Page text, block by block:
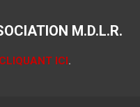
M.D.L.R.
CLIQUANT ICI.